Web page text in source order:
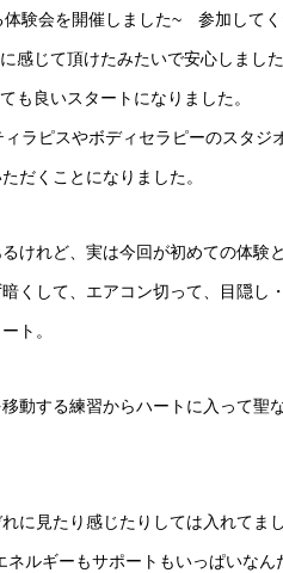
験会を開催しました~ 参加してく
じて頂けたみたいで安心しまし
も良いスタートになりました。
ラピスやボディセラピーのスタジ
だくことになりました。
けれど、実は今回が初めての体験
くして、エアコン切って、目隠し
ト。
動する練習からハートに入って聖
に見たり感じたりしては入れて
ルギーもサポートもいっぱいな